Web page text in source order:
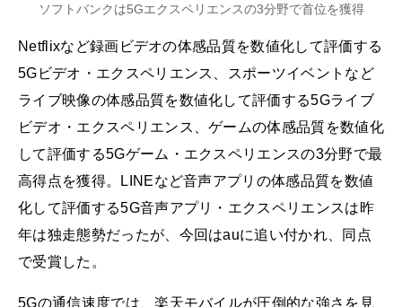
ソフトバンクは5Gエクスペリエンスの3分野で首位を獲得
Netflixなど録画ビデオの体感品質を数値化して評価する
5Gビデオ・エクスペリエンス、スポーツイベントなど
ライブ映像の体感品質を数値化して評価する5Gライブ
ビデオ・エクスペリエンス、ゲームの体感品質を数値化
して評価する5Gゲーム・エクスペリエンスの3分野で最
高得点を獲得。LINEなど音声アプリの体感品質を数値
化して評価する5G音声アプリ・エクスペリエンスは昨
年は独走態勢だったが、今回はauに追い付かれ、同点
で受賞した。
5Gの通信速度では、楽天モバイルが圧倒的な強さを見